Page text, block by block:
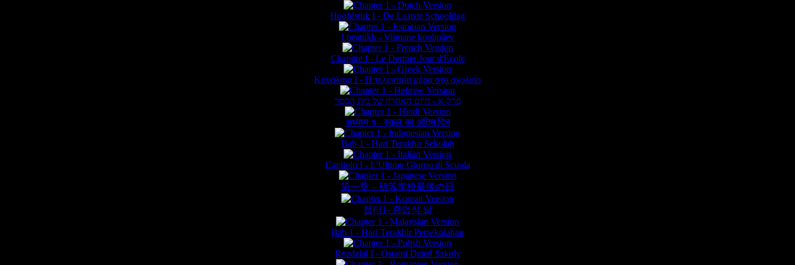
Hoofdstuk I - De Laatste Schooldag
I peatükk - Viimane koolipäev
Chapitre I - Le Dernier Jour d'École
Κεφάλαιο Ι - Η τελευταία μέρα στο σχολείο
פרק א - היום האחרון של בית הספר
अध्याय १ - स्कूल का अंतिम दिन
Bab 1 - Hari Terakhir Sekolah
Capitolo I - L'Ultimo Giorno di Scuola
第一章 – 初等学校最後の日
챕터1- 종업식 날
Bab 1 - Hari Terakhir Persekolahan
Rozdział I - Ostatni Dzień Szkoły